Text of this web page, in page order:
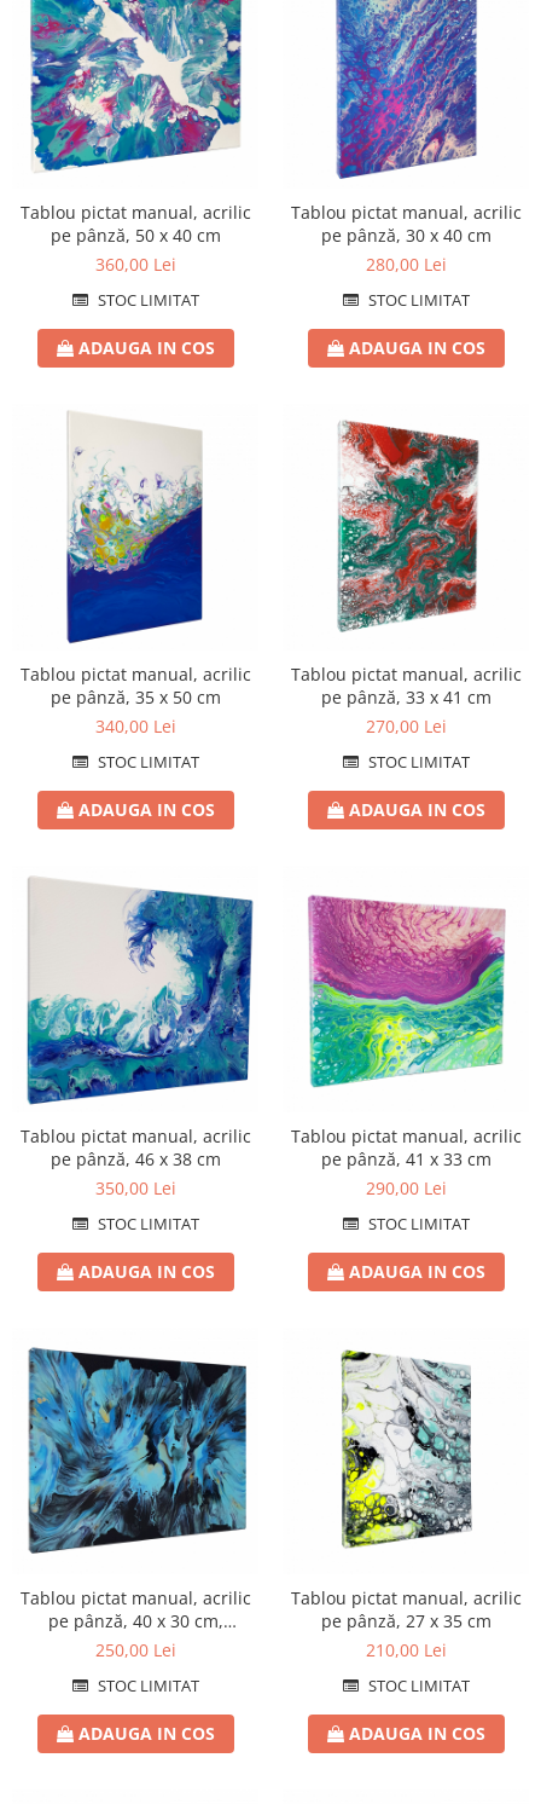
Tablou pictat manual, acrilic
pe pânză, 50 x 40 cm
360,00 Lei
STOC LIMITAT
ADAUGA IN COS
Tablou pictat manual, acrilic
pe pânză, 30 x 40 cm
280,00 Lei
STOC LIMITAT
ADAUGA IN COS
Tablou pictat manual, acrilic
pe pânză, 35 x 50 cm
340,00 Lei
STOC LIMITAT
ADAUGA IN COS
Tablou pictat manual, acrilic
pe pânză, 33 x 41 cm
270,00 Lei
STOC LIMITAT
ADAUGA IN COS
Tablou pictat manual, acrilic
pe pânză, 46 x 38 cm
350,00 Lei
STOC LIMITAT
ADAUGA IN COS
Tablou pictat manual, acrilic
pe pânză, 41 x 33 cm
290,00 Lei
STOC LIMITAT
ADAUGA IN COS
Tablou pictat manual, acrilic
pe pânză, 40 x 30 cm,
iridescent
250,00 Lei
STOC LIMITAT
ADAUGA IN COS
Tablou pictat manual, acrilic
pe pânză, 27 x 35 cm
210,00 Lei
STOC LIMITAT
ADAUGA IN COS